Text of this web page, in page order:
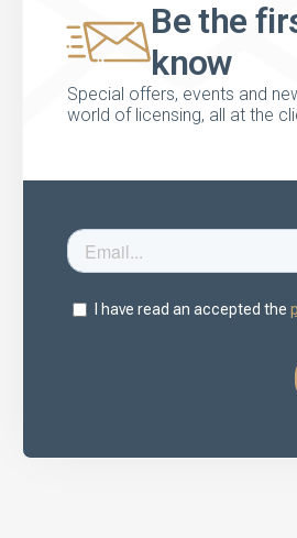
Be the
know
Special offers, events and
world of licensing, all at the